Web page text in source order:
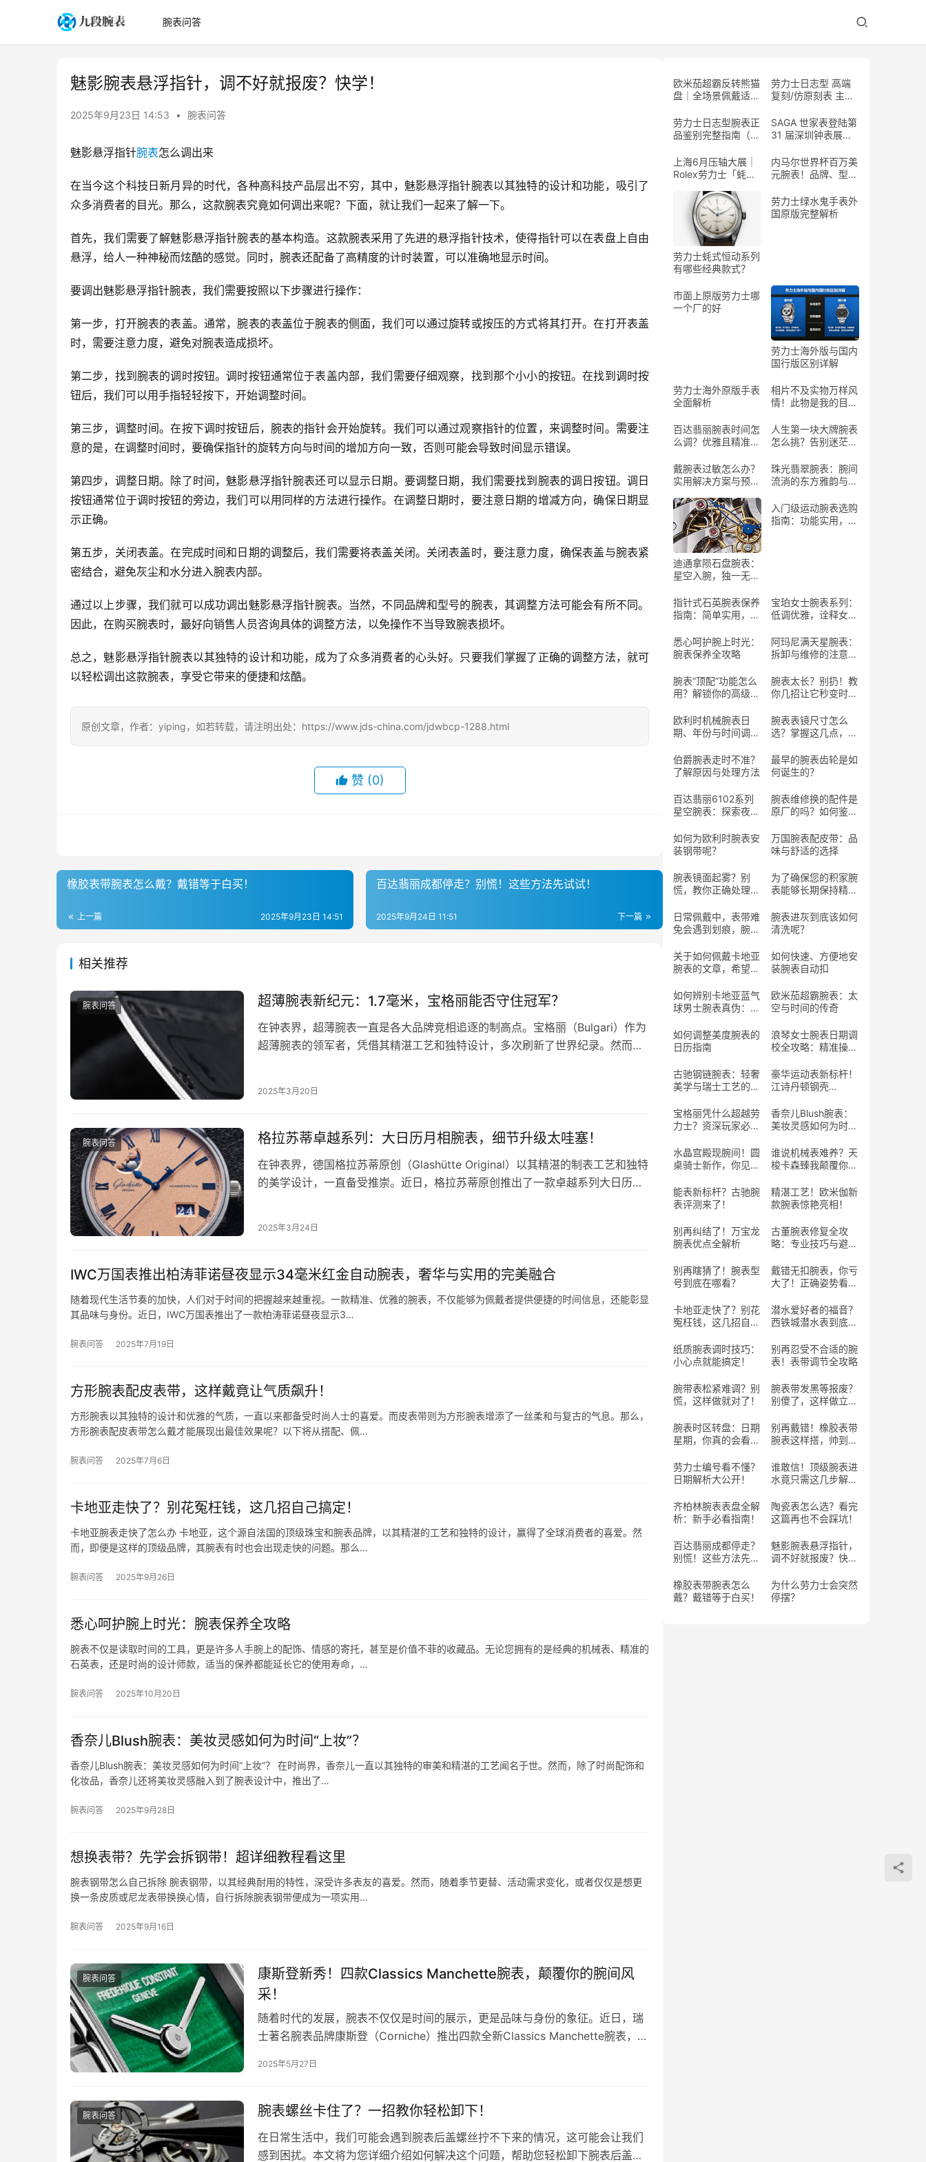
腕表问答
魅影腕表悬浮指针，调不好就报废？快学！
2025年9月23日 14:53 • 腕表问答
魅影悬浮指针腕表怎么调出来
在当今这个科技日新月异的时代，各种高科技产品层出不穷，其中，魅影悬浮指针腕表以其独特的设计和功能，吸引了
众多消费者的目光。那么，这款腕表究竟如何调出来呢？下面，就让我们一起来了解一下。
首先，我们需要了解魅影悬浮指针腕表的基本构造。这款腕表采用了先进的悬浮指针技术，使得指针可以在表盘上自由
悬浮，给人一种神秘而炫酷的感觉。同时，腕表还配备了高精度的计时装置，可以准确地显示时间。
要调出魅影悬浮指针腕表，我们需要按照以下步骤进行操作：
第一步，打开腕表的表盖。通常，腕表的表盖位于腕表的侧面，我们可以通过旋转或按压的方式将其打开。在打开表盖
时，需要注意力度，避免对腕表造成损坏。
第二步，找到腕表的调时按钮。调时按钮通常位于表盖内部，我们需要仔细观察，找到那个小小的按钮。在找到调时按
钮后，我们可以用手指轻轻按下，开始调整时间。
第三步，调整时间。在按下调时按钮后，腕表的指针会开始旋转。我们可以通过观察指针的位置，来调整时间。需要注
意的是，在调整时间时，要确保指针的旋转方向与时间的增加方向一致，否则可能会导致时间显示错误。
第四步，调整日期。除了时间，魅影悬浮指针腕表还可以显示日期。要调整日期，我们需要找到腕表的调日按钮。调日
按钮通常位于调时按钮的旁边，我们可以用同样的方法进行操作。在调整日期时，要注意日期的增减方向，确保日期显
示正确。
第五步，关闭表盖。在完成时间和日期的调整后，我们需要将表盖关闭。关闭表盖时，要注意力度，确保表盖与腕表紧
密结合，避免灰尘和水分进入腕表内部。
通过以上步骤，我们就可以成功调出魅影悬浮指针腕表。当然，不同品牌和型号的腕表，其调整方法可能会有所不同。
因此，在购买腕表时，最好向销售人员咨询具体的调整方法，以免操作不当导致腕表损坏。
总之，魅影悬浮指针腕表以其独特的设计和功能，成为了众多消费者的心头好。只要我们掌握了正确的调整方法，就可
以轻松调出这款腕表，享受它带来的便捷和炫酷。
原创文章，作者：yiping，如若转载，请注明出处：https://www.jds-china.com/jdwbcp-1288.html
赞 (0)
橡胶表带腕表怎么戴？戴错等于白买！
上一篇 2025年9月23日 14:51
百达翡丽成都停走？别慌！这些方法先试试！
下一篇
2025年9月24日 11:51
相关推荐
腕表问答 超薄腕表新纪元：1.7毫米，宝格丽能否守住冠军？
在钟表界，超薄腕表一直是各大品牌竞相追逐的制高点。宝格丽（Bulgari）作为
超薄腕表的领军者，凭借其精湛工艺和独特设计，多次刷新了世界纪录。然而，
2025年3月20日
腕表问答 格拉苏蒂卓越系列：大日历月相腕表，细节升级太哇塞！
在钟表界，德国格拉苏蒂原创（Glashütte Original）以其精湛的制表工艺和独特
的美学设计，一直备受推崇。近日，格拉苏蒂原创推出了一款卓越系列大日历月
2025年3月24日
IWC万国表推出柏涛菲诺昼夜显示34毫米红金自动腕表，奢华与实用的完美融合
随着现代生活节奏的加快，人们对于时间的把握越来越重视。一款精准、优雅的腕表，不仅能够为佩戴者提供便捷的时间信息，还能彰显
其品味与身份。近日，IWC万国表推出了一款柏涛菲诺昼夜显示3…
腕表问答 2025年7月19日
方形腕表配皮表带，这样戴竟让气质飙升！
方形腕表以其独特的设计和优雅的气质，一直以来都备受时尚人士的喜爱。而皮表带则为方形腕表增添了一丝柔和与复古的气息。那么，
方形腕表配皮表带怎么戴才能展现出最佳效果呢？以下将从搭配、佩…
腕表问答 2025年7月6日
卡地亚走快了？别花冤枉钱，这几招自己搞定！
卡地亚腕表走快了怎么办 卡地亚，这个源自法国的顶级珠宝和腕表品牌，以其精湛的工艺和独特的设计，赢得了全球消费者的喜爱。然
而，即便是这样的顶级品牌，其腕表有时也会出现走快的问题。那么…
腕表问答 2025年9月26日
悉心呵护腕上时光：腕表保养全攻略
腕表不仅是读取时间的工具，更是许多人手腕上的配饰、情感的寄托，甚至是价值不菲的收藏品。无论您拥有的是经典的机械表、精准的
石英表，还是时尚的设计师款，适当的保养都能延长它的使用寿命，…
腕表问答 2025年10月20日
香奈儿Blush腕表：美妆灵感如何为时间“上妆”？
香奈儿Blush腕表：美妆灵感如何为时间“上妆”？ 在时尚界，香奈儿一直以其独特的审美和精湛的工艺闻名于世。然而，除了时尚配饰和
化妆品，香奈儿还将美妆灵感融入到了腕表设计中，推出了…
腕表问答 2025年9月28日
想换表带？先学会拆钢带！超详细教程看这里
腕表钢带怎么自己拆除 腕表钢带，以其经典耐用的特性，深受许多表友的喜爱。然而，随着季节更替、活动需求变化，或者仅仅是想更
换一条皮质或尼龙表带换换心情，自行拆除腕表钢带便成为一项实用…
腕表问答 2025年9月16日
腕表问答
康斯登新秀！四款Classics Manchette腕表，颠覆你的腕间风
采！
随着时代的发展，腕表不仅仅是时间的展示，更是品味与身份的象征。近日，瑞
士著名腕表品牌康斯登（Corniche）推出四款全新Classics Manchette腕表，以
2025年5月27日
腕表问答 腕表螺丝卡住了？一招教你轻松卸下！
在日常生活中，我们可能会遇到腕表后盖螺丝拧不下来的情况，这可能会让我们
感到困扰。本文将为您详细介绍如何解决这个问题，帮助您轻松卸下腕表后盖的
欧米茄超霸反转熊猫
盘｜全场景佩戴适配
劳力士日志型 高端
复刻/仿原刻表 主流
劳力士日志型腕表正
品鉴别完整指南（普
SAGA 世家表登陆第
31 届深圳钟表展，
宝腕表惊艳亮相
上海6月压轴大展｜
Rolex劳力士「蚝式
年制表史诗独家呈现
内马尔世界杯百万美
元腕表！品牌、型
解析
劳力士蚝式恒动系列
有哪些经典款式？
劳力士绿水鬼手表外
国原版完整解析
市面上原版劳力士哪
一个厂的好
劳力士海外版与国内
国行版区别详解
劳力士海外原版手表
全面解析
相片不及实物万样风
情！此物是我的目标
百达翡丽腕表时间怎
么调？优雅且精准的
人生第一块大牌腕表
怎么挑？告别迷茫，
戴腕表过敏怎么办？
实用解决方案与预防
珠光翡翠腕表：腕间
流淌的东方雅韵与自
迪通拿陨石盘腕表：
星空入腕，独一无二
入门级运动腕表选购
指南：功能实用，助
指针式石英腕表保养
指南：简单实用，延
宝珀女士腕表系列：
低调优雅，诠释女性
悉心呵护腕上时光：
腕表保养全攻略
阿玛尼满天星腕表：
拆卸与维修的注意事
腕表“顶配”功能怎么
用？解锁你的高级腕
腕表太长？别扔！教
你几招让它秒变时尚
欧利时机械腕表日
期、年份与时间调整
腕表表镜尺寸怎么
选？掌握这几点，选
伯爵腕表走时不准？
了解原因与处理方法
最早的腕表齿轮是如
何诞生的？
百达翡丽6102系列
星空腕表：探索夜空
腕表维修换的配件是
原厂的吗？如何鉴定
如何为欧利时腕表安
装钢带呢？
万国腕表配皮带：品
味与舒适的选择
腕表镜面起雾？别
慌，教你正确处理方
为了确保您的积家腕
表能够长期保持精准
日常佩戴中，表带难
免会遇到划痕，腕表
处理呢？
腕表进灰到底该如何
清洗呢？
关于如何佩戴卡地亚
腕表的文章，希望能
的爱表
如何快速、方便地安
装腕表自动扣
如何辨别卡地亚蓝气
球男士腕表真伪：实
欧米茄超霸腕表：太
空与时间的传奇
如何调整美度腕表的
日历指南
浪琴女士腕表日期调
校全攻略：精准操作
古驰钢链腕表：轻奢
美学与瑞士工艺的完
豪华运动表新标杆！
江诗丹顿钢壳
宝格丽凭什么超越劳
力士？资深玩家必
香奈儿Blush腕表：
美妆灵感如何为时间
水晶宫殿现腕间！圆
桌骑士新作，你见过
谁说机械表难养？天
梭卡森臻我颠覆你的
能表新标杆？古驰腕
表评测来了！
精湛工艺！欧米伽新
款腕表惊艳亮相！
别再纠结了！万宝龙
腕表优点全解析
古董腕表修复全攻
略：专业技巧与避坑
别再瞎猜了！腕表型
号到底在哪看？
戴错无扣腕表，你亏
大了！正确姿势看这
卡地亚走快了？别花
冤枉钱，这几招自己
潜水爱好者的福音？
西铁城潜水表到底行
纸质腕表调时技巧：
小心点就能搞定！
别再忍受不合适的腕
表！表带调节全攻略
腕带表松紧难调？别
慌，这样做就对了！
腕表带发黑等报废？
别傻了，这样做立马
腕表时区转盘：日期
星期，你真的会看
别再戴错！橡胶表带
腕表这样搭，帅到回
劳力士编号看不懂？
日期解析大公开！
谁敢信！顶级腕表进
水竟只需这几步解
齐柏林腕表表盘全解
析：新手必看指南！
陶瓷表怎么选？看完
这篇再也不会踩坑！
百达翡丽成都停走？
别慌！这些方法先试
魅影腕表悬浮指针，
调不好就报废？快
橡胶表带腕表怎么
戴？戴错等于白买！
为什么劳力士会突然
停摆？